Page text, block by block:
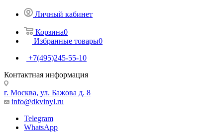
Личный кабинет
Корзина0
Избранные товары0
+7(495)245-55-10
Контактная информация
г. Москва, ул. Бажова д. 8
info@dkvinyl.ru
Telegram
WhatsApp